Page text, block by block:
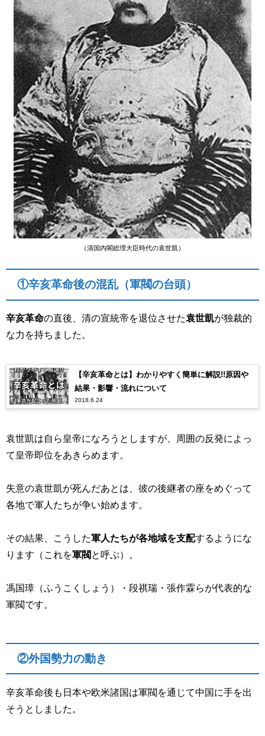
（清国内閣総理大臣時代の袁世凱）
①辛亥革命後の混乱（軍閥の台頭）
辛亥革命の直後、清の宣統帝を退位させた袁世凱が独裁的
な力を持ちました。
【辛亥革命とは】わかりやすく簡単に解説!!原因や
結果・影響・流れについて
2018.6.24
袁世凱は自ら皇帝になろうとしますが、周囲の反発によっ
て皇帝即位をあきらめます。
失意の袁世凱が死んだあとは、彼の後継者の座をめぐって
各地で軍人たちが争い始めます。
その結果、こうした軍人たちが各地域を支配するようにな
ります（これを軍閥 と呼ぶ）。
馮国璋（ふうこくしょう）・段祺瑞・張作霖らが代表的な
軍閥です。
②外国勢力の動き
辛亥革命後も日本や欧米諸国は軍閥を通じて中国に手を出
そうとしました。